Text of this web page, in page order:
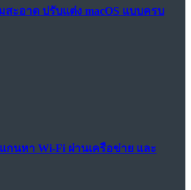
ะอาด ปรับแต่ง macOS แบบครบ
กนหา Wi-Fi ผ่านเครือข่าย และ